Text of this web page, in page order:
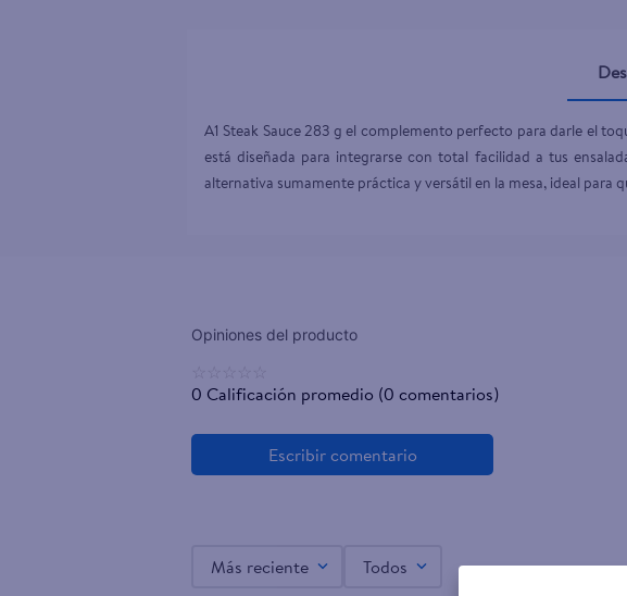
A1 Steak Sauce 283 g el complemento perfecto para darle el
está diseñada para integrarse con total facilidad a tus
alternativa sumamente práctica y versátil en la mesa, ideal para
0 Calificación promedio (0 comentarios)
Más reciente Todos